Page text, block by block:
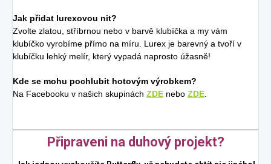
Jak přidat lurexovou nit?
Zvolte zlatou, stříbrnou nebo v barvě klubíčka a my vám
klubíčko vyrobíme přímo na míru. Lurex je barevný a tvoří v
klubíčku lehký melír, který vypadá naprosto úžasně!
Kde se mohu pochlubit hotovým výrobkem?
Na Facebooku v našich skupinách ZDE nebo ZDE
Připraveni na duhový projekt?